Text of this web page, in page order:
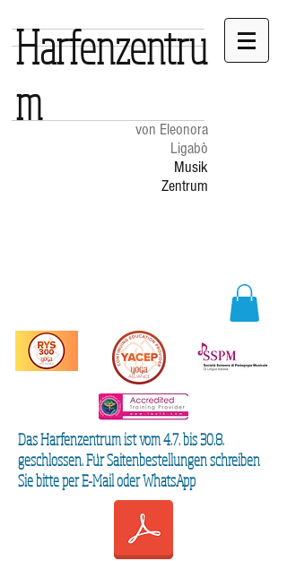
von Eleonora
Ligabò
Musik
Zentrum
Harfenzentru
m
Das Harfenzentrum ist vom 4.7. bis 30.8.
geschlossen. Für Saitenbestellungen schreiben
Sie bitte per E-Mail oder WhatsApp